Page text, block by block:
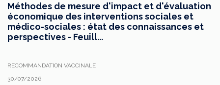
Méthodes de mesure d'impact et d'évaluation
économique des interventions sociales et
médico-sociales : état des connaissances et
perspectives - Feuill...
RECOMMANDATION VACCINALE
30/07/2026